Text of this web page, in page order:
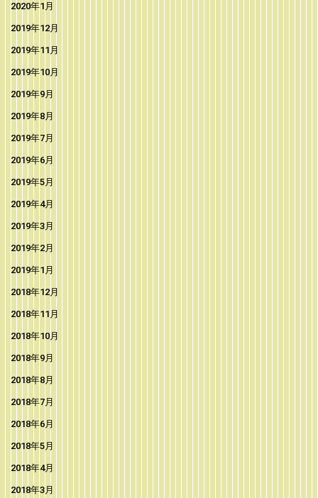
2020年1月
2019年12月
2019年11月
2019年10月
2019年9月
2019年8月
2019年7月
2019年6月
2019年5月
2019年4月
2019年3月
2019年2月
2019年1月
2018年12月
2018年11月
2018年10月
2018年9月
2018年8月
2018年7月
2018年6月
2018年5月
2018年4月
2018年3月